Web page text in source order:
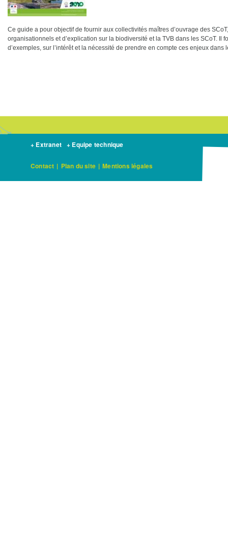
Ce guide a pour objectif de fournir aux collectivités maîtres d’ouvrage des
organisationnels et d’explication sur la biodiversité et la TVB dans les SCoT. Il
d’exemples, sur l’intérêt et la nécessité de prendre en compte ces enjeux dans
+ Extranet + Equipe technique
Contact | Plan du site | Mentions légales